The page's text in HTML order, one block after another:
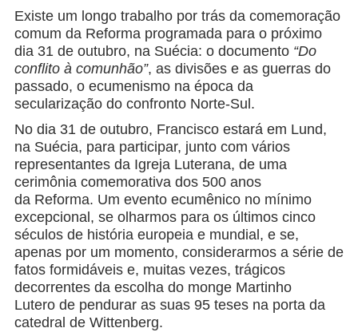
Existe um longo trabalho por trás da comemoração
comum da Reforma programada para o próximo
dia 31 de outubro, na Suécia: o documento “Do
conflito à comunhão”, as divisões e as guerras do
passado, o ecumenismo na época da
secularização do confronto Norte-Sul.
No dia 31 de outubro, Francisco estará em Lund,
na Suécia, para participar, junto com vários
representantes da Igreja Luterana, de uma
cerimônia comemorativa dos 500 anos
da Reforma. Um evento ecumênico no mínimo
excepcional, se olharmos para os últimos cinco
séculos de história europeia e mundial, e se,
apenas por um momento, considerarmos a série de
fatos formidáveis e, muitas vezes, trágicos
decorrentes da escolha do monge Martinho
Lutero de pendurar as suas 95 teses na porta da
catedral de Wittenberg.